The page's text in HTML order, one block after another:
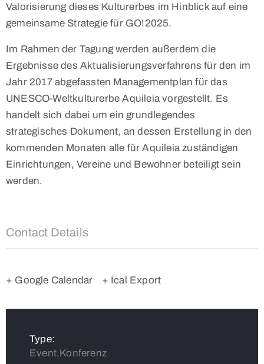
Valorisierung dieses Kulturerbes im Hinblick auf eine
gemeinsame Strategie für GO!2025.
Im Rahmen der Tagung werden außerdem die
Ergebnisse des Aktualisierungsverfahrens für den im
Jahr 2017 abgefassten Managementplan für das
UNESCO-Weltkulturerbe Aquileia vorgestellt. Es
handelt sich dabei um ein grundlegendes
strategisches Dokument, an dessen Erstellung in den
kommenden Monaten alle für Aquileia zuständigen
Einrichtungen, Vereine und Bewohner beteiligt sein
werden.
Contact Details
+ Google Calendar + Ical Export
Type:
Event,Konferenz